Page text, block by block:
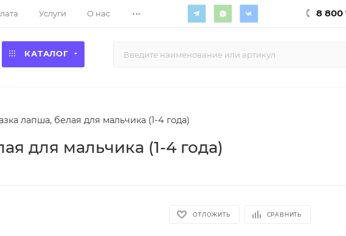
Услуги О нас ... 8 800
КАТАЛОГ
лапша, белая для мальчика (1-4 года)
для мальчика (1-4 года)
ОТЛОЖИТЬ СРАВНИТЬ